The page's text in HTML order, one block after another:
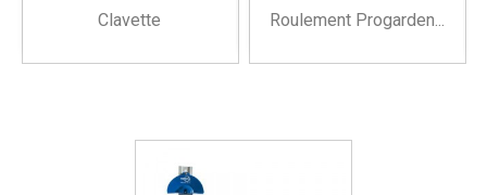
Clavette Roulement Progarden...